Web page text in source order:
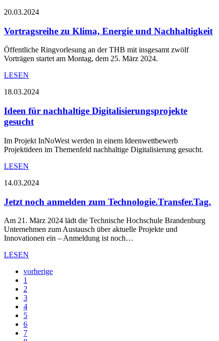
20.03.2024
Vortragsreihe zu Klima, Energie und Nachhaltigkeit
Öffentliche Ringvorlesung an der THB mit insgesamt zwölf
Vorträgen startet am Montag, dem 25. März 2024.
LESEN
18.03.2024
Ideen für nachhaltige Digitalisierungsprojekte
gesucht
Im Projekt InNoWest werden in einem Ideenwettbewerb
Projektideen im Themenfeld nachhaltige Digitalisierung gesucht.
LESEN
14.03.2024
Jetzt noch anmelden zum Technologie.Transfer.Tag.
Am 21. März 2024 lädt die Technische Hochschule Brandenburg
Unternehmen zum Austausch über aktuelle Projekte und
Innovationen ein – Anmeldung ist noch…
LESEN
vorherige
1
2
3
4
5
6
7